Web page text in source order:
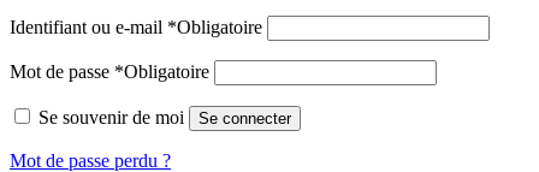
Identifiant ou e-mail *Obligatoire
Mot de passe *Obligatoire
Se souvenir de moi Se connecter
Mot de passe perdu ?